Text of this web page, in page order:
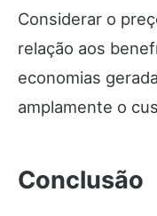
Considerar o
relação aos
economias
amplamente o
Conclusão